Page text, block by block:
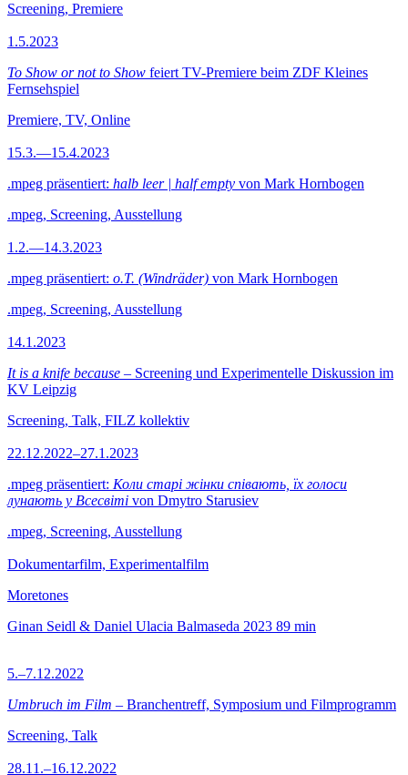
Screening, Premiere
1.5.2023
To Show or not to Show feiert TV-Premiere beim ZDF Kleines
Fernsehspiel
Premiere, TV, Online
15.3.—15.4.2023
.mpeg präsentiert: halb leer | half empty von Mark Hornbogen
.mpeg, Screening, Ausstellung
1.2.—14.3.2023
.mpeg präsentiert: o.T. (Windräder) von Mark Hornbogen
.mpeg, Screening, Ausstellung
14.1.2023
It is a knife because – Screening und Experimentelle Diskussion im
KV Leipzig
Screening, Talk, FILZ kollektiv
22.12.2022–27.1.2023
.mpeg präsentiert: Коли старі жінки співають, їх голоси
лунають у Всесвіті von Dmytro Starusiev
.mpeg, Screening, Ausstellung
Dokumentarfilm, Experimentalfilm
Moretones
Ginan Seidl & Daniel Ulacia Balmaseda 2023 89 min
5.–7.12.2022
Umbruch im Film – Branchentreff, Symposium und Filmprogramm
Screening, Talk
28.11.–16.12.2022